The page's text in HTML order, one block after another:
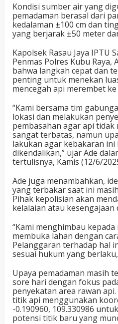
Kondisi sumber air yang
pemadaman berasal dari
kedalaman ±100 cm dan
yang berjarak ±50 meter
Kapolsek Rasau Jaya IPTU
Penmas Polres Kubu Raya,
bahwa langkah cepat dan
penting untuk menekan
mencegah api merembet
“Kami bersama tim
lokasi dan melakukan
pembasahan agar api tidak
sangat terbatas, namun
lakukan agar kebakaran ini
dikendalikan,” ujar Ade
tertulisnya, Kamis (12/6/
Ade juga menambahkan,
yang terbakar saat ini
Pihak kepolisian akan
kelalaian atau kesengajaan
“Kami menghimbau
membuka lahan dengan
Pelanggaran terhadap hal
sesuai hukum yang
Upaya pemadaman masih
sore hari dengan fokus
penyekatan area rawan
titik api menggunakan
-0.190960, 109.330986
potensi titik baru yang